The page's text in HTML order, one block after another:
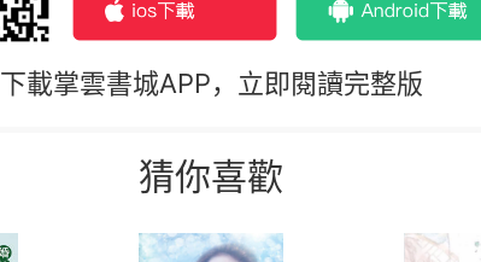
下載掌雲書城APP，立即閱讀完整版
猜你喜歡